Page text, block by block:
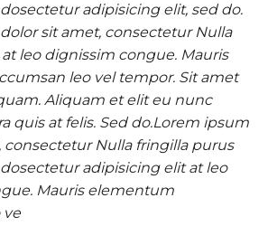
adipisicing elit, sed do.
sit amet, consectetur Nulla
leo dignissim congue. Mauris
leo vel tempor. Sit amet
Aliquam et elit eu nunc
quis at felis. Sed do.Lorem ipsum
consectetur Nulla fringilla purus
adipisicing elit at leo
Mauris elementum
ve